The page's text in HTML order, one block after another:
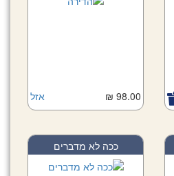
אזל 98.00 ₪
ככה לא מדברים